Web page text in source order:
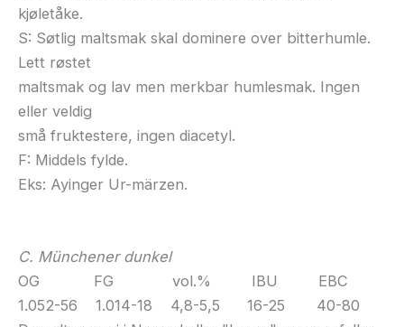
kjøletåke.
S: Søtlig maltsmak skal dominere over bitterhumle.
Lett røstet
maltsmak og lav men merkbar humlesmak. Ingen
eller veldig
små fruktestere, ingen diacetyl.
F: Middels fylde.
Eks: Ayinger Ur-märzen.
C. Münchener dunkel
OG FG vol.% IBU EBC
1.052-56 1.014-18 4,8-5,5 16-25 40-80